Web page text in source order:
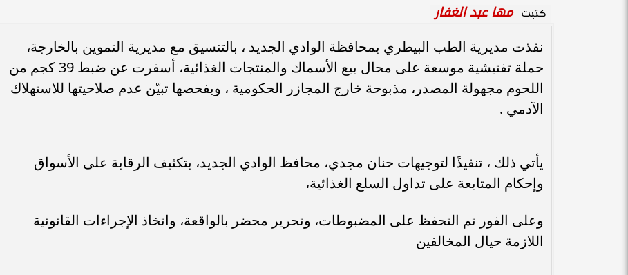
كتبت مها عبد الغفار
نفذت مديرية الطب البيطري بمحافظة الوادي الجديد ، بالتنسيق مع مديرية التموين بالخارجة،
حملة تفتيشية موسعة على محال بيع الأسماك والمنتجات الغذائية، أسفرت عن ضبط 39 كجم من
اللحوم مجهولة المصدر، مذبوحة خارج المجازر الحكومية ، وبفحصها تبيّن عدم صلاحيتها للاستهلاك
الآدمي .
يأتي ذلك ، تنفيذًا لتوجيهات حنان مجدي، محافظ الوادي الجديد، بتكثيف الرقابة على الأسواق
وإحكام المتابعة على تداول السلع الغذائية،
وعلى الفور تم التحفظ على المضبوطات، وتحرير محضر بالواقعة، واتخاذ الإجراءات القانونية
اللازمة حيال المخالفين